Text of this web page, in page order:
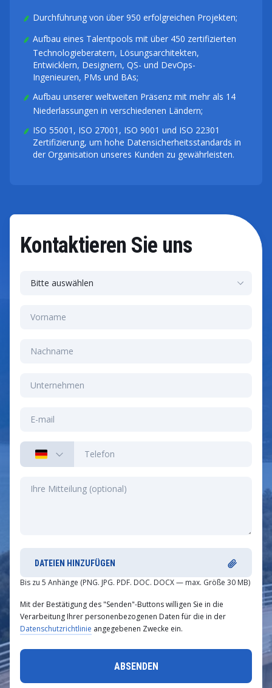
Durchführung von über 950 erfolgreichen Projekten;
Aufbau eines Talentpools mit über 450 zertifizierten
Technologieberatern, Lösungsarchitekten,
Entwicklern, Designern, QS- und DevOps-
Ingenieuren, PMs und BAs;
Aufbau unserer weltweiten Präsenz mit mehr als 14
Niederlassungen in verschiedenen Ländern;
ISO 55001, ISO 27001, ISO 9001 und ISO 22301
Zertifizierung, um hohe Datensicherheitsstandards in
der Organisation unseres Kunden zu gewährleisten.
Kontaktieren Sie uns
DATEIEN HINZUFÜGEN
Bis zu 5 Anhänge (PNG. JPG. PDF. DOC. DOCX — max. Größe 30 MB)
Mit der Bestätigung des "Senden"-Buttons willigen Sie in die
Verarbeitung Ihrer personenbezogenen Daten für die in der
Datenschutzrichtlinie angegebenen Zwecke ein.